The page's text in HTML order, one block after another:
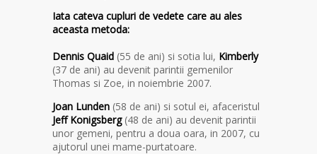
Iata cateva cupluri de vedete care au ales
aceasta metoda:
Dennis Quaid (55 de ani) si sotia lui, Kimberly
(37 de ani) au devenit parintii gemenilor
Thomas si Zoe, in noiembrie 2007.
Joan Lunden (58 de ani) si sotul ei, afaceristul
Jeff Konigsberg (48 de ani) au devenit parintii
unor gemeni, pentru a doua oara, in 2007, cu
ajutorul unei mame-purtatoare.